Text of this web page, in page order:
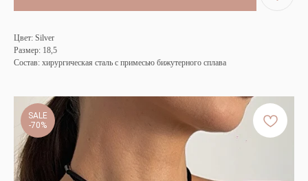
Цвет: Silver
Размер: 18,5
Состав: хирургическая сталь с примесью бижутерного сплава
SALE
-70%